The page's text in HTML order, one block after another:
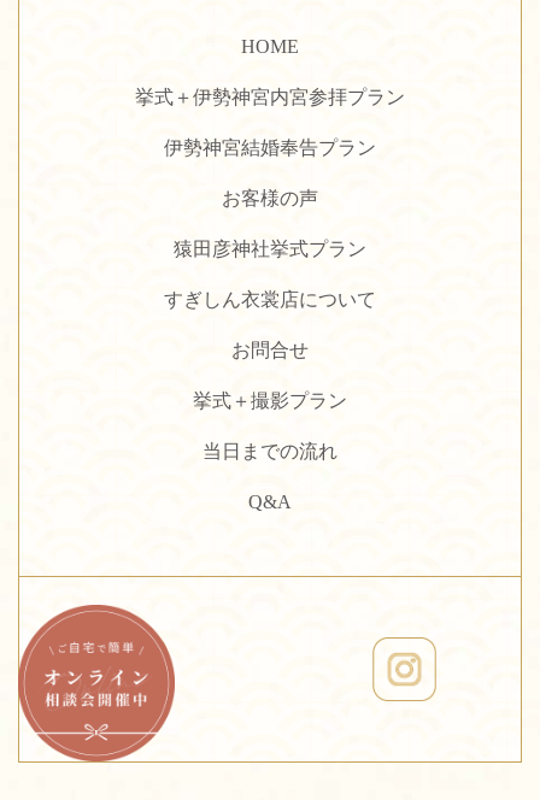
HOME
挙式＋伊勢神宮内宮参拝プラン
伊勢神宮結婚奉告プラン
お客様の声
猿田彦神社挙式プラン
すぎしん衣裳店について
お問合せ
挙式＋撮影プラン
当日までの流れ
Q&A